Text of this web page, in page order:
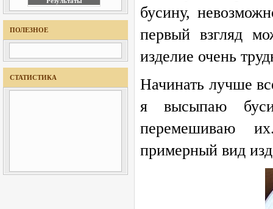
ПОЛЕЗНОЕ
СТАТИСТИКА
бусину,
первый взгляд
изделие очень
Начинать лучше
я высыпаю
перемешиваю
примерный вид